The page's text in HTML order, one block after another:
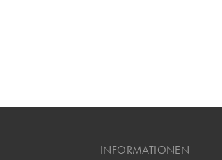
INFORMATIONEN